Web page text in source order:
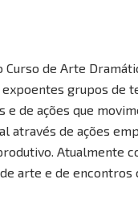
de Arte
grupos de
de ações que
através de ações
Atualmente
arte e de